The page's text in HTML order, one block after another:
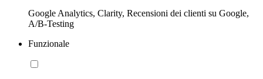
Google Analytics, Clarity, Recensioni dei clienti su Google,
A/B-Testing
Funzionale